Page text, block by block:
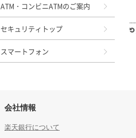
ATM・コンビニATMのご案内
セキュリティトップ
スマートフォン
会社情報
楽天銀行について